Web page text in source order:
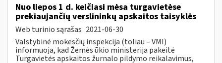
Nuo liepos 1 d. keičiasi mėsa turgavietėse
prekiaujančių verslininkų apskaitos taisyklės
Web turinio sąrašas 2021-06-30
Valstybinė mokesčių inspekcija (toliau – VMI)
informuoja, kad Žemės ūkio ministerija pakeitė
Turgavietės apskaitos žurnalo pildymo reikalavimus,